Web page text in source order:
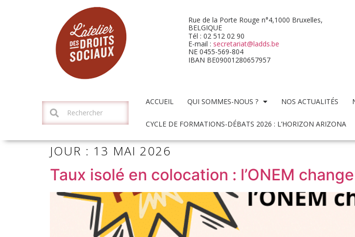
Rue de la Porte Rouge n°4,1000 Bruxelles,
BELGIQUE
Tél : 02 512 02 90
E-mail : secretariat@ladds.be
NE 0455-569-804
IBAN BE09001280657957
ACCUEIL QUI SOMMES-NOUS ? NOS ACTUALITÉS
CYCLE DE FORMATIONS-DÉBATS 2026 : L’HORIZON ARIZONA
JOUR : 13 MAI 2026
Taux isolé en colocation : l’ONEM